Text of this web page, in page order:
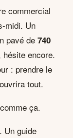
commercial
midi. Un
pavé de 740
encore.
: prendre le
tout.
ça.
Un guide